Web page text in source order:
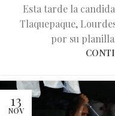
Esta tarde la
Tlaquepaque,
por su
13
NOV